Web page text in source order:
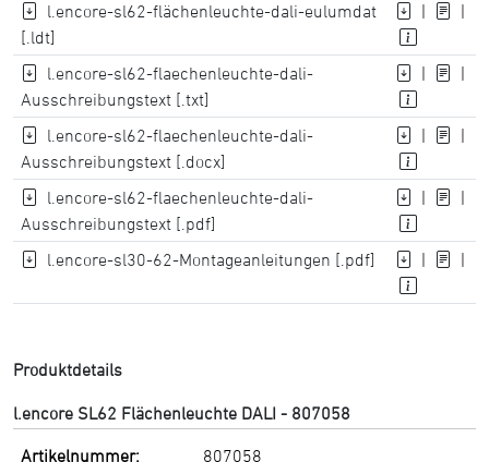
l.encore-sl62-flächenleuchte-dali-eulumdat
[.ldt]
| |
l.encore-sl62-flaechenleuchte-dali-
Ausschreibungstext [.txt]
| |
l.encore-sl62-flaechenleuchte-dali-
Ausschreibungstext [.docx]
| |
l.encore-sl62-flaechenleuchte-dali-
Ausschreibungstext [.pdf]
| |
l.encore-sl30-62-Montageanleitungen [.pdf] | |
Produktdetails
l.encore SL62 Flächenleuchte DALI - 807058
Artikelnummer: 807058